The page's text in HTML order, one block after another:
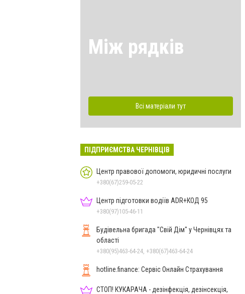
Між рядків
Всі матеріали тут
ПІДПРИЄМСТВА ЧЕРНІВЦІВ
Центр правової допомоги, юридичні послуги
+380(67)259-05-22
Центр підготовки водіїв ADR+КОД 95
+380(97)105-46-11
Будівельна бригада "Свій Дім" у Чернівцях та
області
+380(95)463-64-24, +380(67)463-64-24
hotline.finance: Сервіс Онлайн Страхування
СТОП! КУКАРАЧА - дезінфекція, дезінсекція,